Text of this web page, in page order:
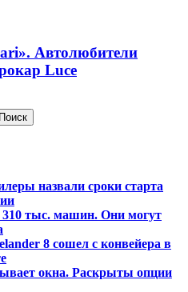
Автолюбители
Luce
Поиск
назвали сроки старта
310 тыс. машин. Они могут
8 сошел с конвейера в
окна. Раскрыты опции